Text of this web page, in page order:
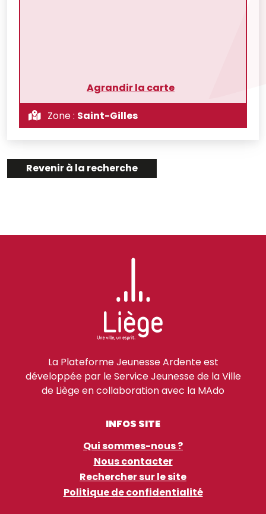
Agrandir la carte
Zone : Saint-Gilles
Revenir à la recherche
La Plateforme Jeunesse Ardente est
développée par le Service Jeunesse de la Ville
de Liège en collaboration avec la MAdo
INFOS SITE
Qui sommes-nous ?
Nous contacter
Rechercher sur le site
Politique de confidentialité